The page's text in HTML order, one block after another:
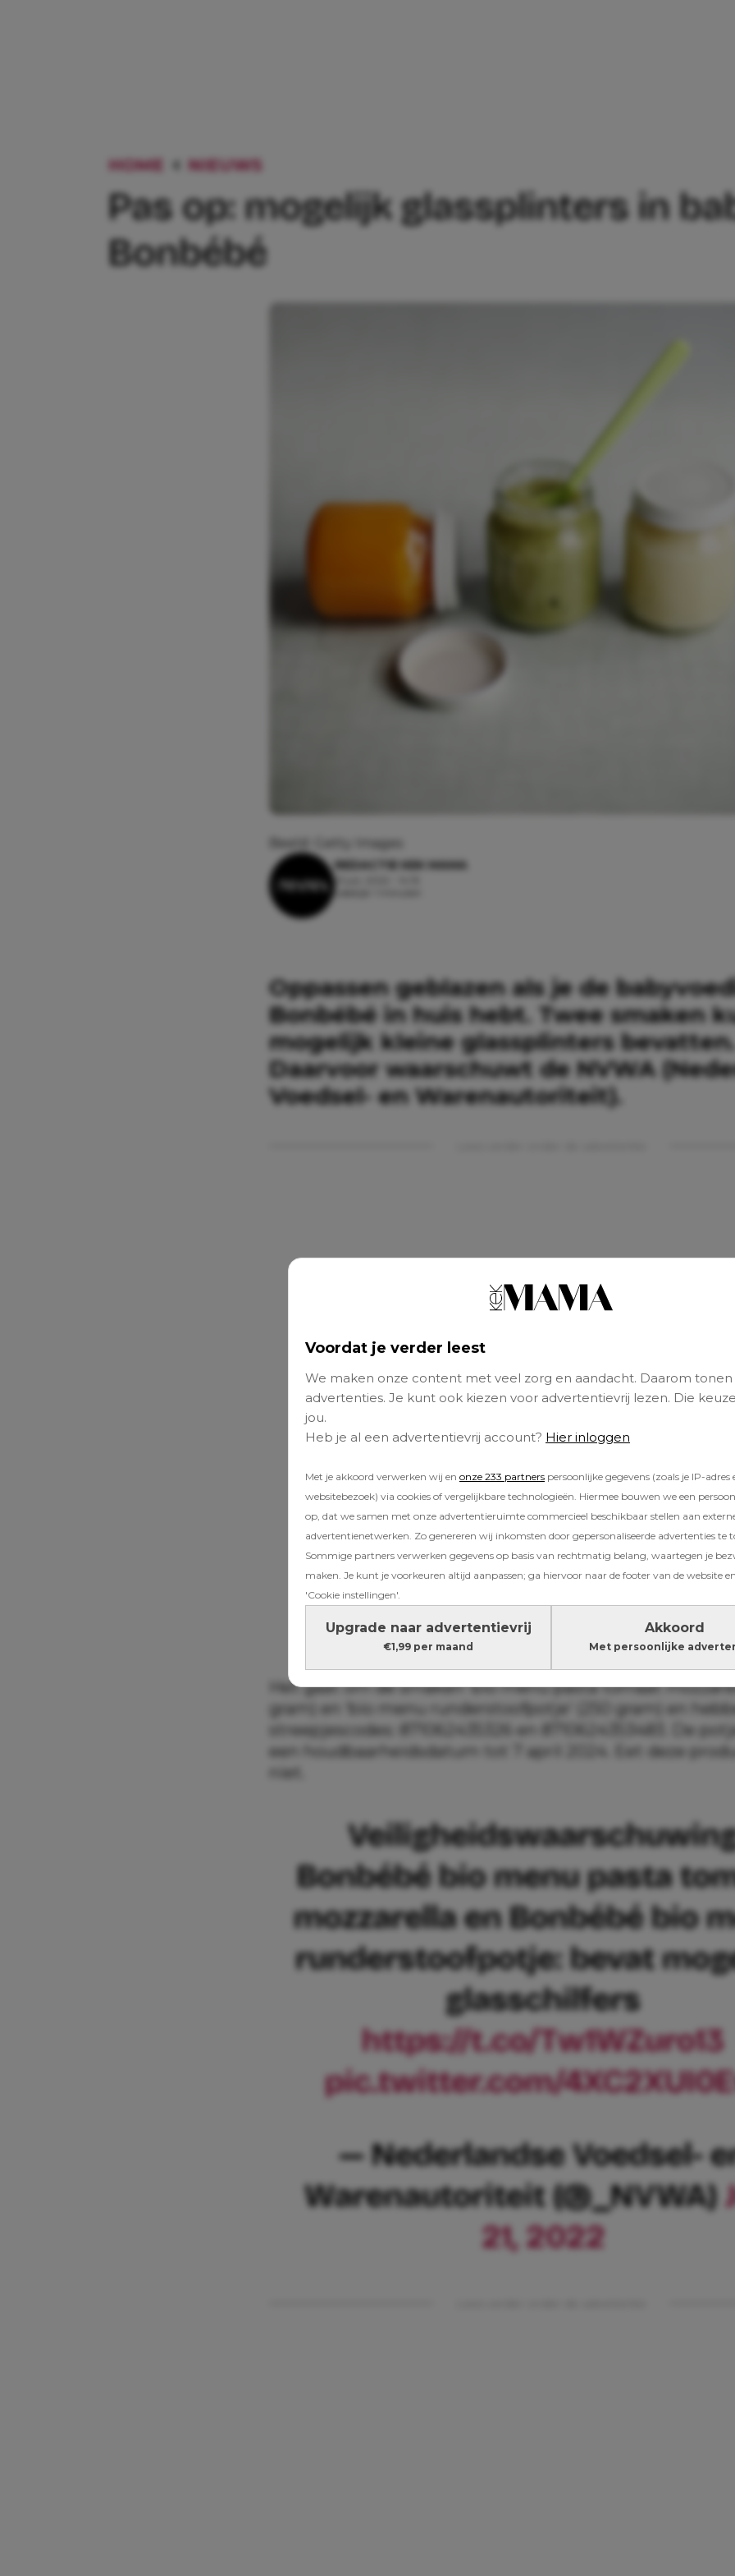
Voordat je verder leest
We maken onze content met veel zorg en aandacht. Daarom tonen
advertenties. Je kunt ook kiezen voor advertentievrij lezen. Die
jou.
Heb je al een advertentievrij account? Hier inloggen
Met je akkoord verwerken wij en onze 233 partners persoonlijke gegevens (zoals je IP-adres
websitebezoek) via cookies of vergelijkbare technologieën. Hiermee bouwen we een
op, dat we samen met onze advertentieruimte commercieel beschikbaar stellen aan
advertentienetwerken. Zo genereren wij inkomsten door gepersonaliseerde advertenties te
Sommige partners verwerken gegevens op basis van rechtmatig belang, waartegen je
maken. Je kunt je voorkeuren altijd aanpassen; ga hiervoor naar de footer van de website
'Cookie instellingen'.
Upgrade naar advertentievrij
€1,99 per maand
Akkoord
Met persoonlijke
HOME NIEUWS
Pas op: mogelijk glassplinters in
Bonbébé
Beeld: Getty Images
REDACTIE KEK MAMA
Oppassen geblazen als je de
Bonbébé in huis hebt. Twee smaken
mogelijk kleine glassplinters bevatten.
Daarvoor waarschuwt de NVWA
Voedsel- en Warenautoriteit).
Het gaat om de smaken ‘bio menu pasta tomaat
gram) en ‘bio menu runderstoofpotje’ (250 gram) en
streepjescodes: 871062435326 en 8710624353483. De
een houdbaarheidsdatum tot 7 april 2024. Eet deze
niet.
Bonbébé bio menu pasta
mozzarella en Bonbébé bio
runderstoofpotje: bevat
glasschilfers
https://t.co/Tw1WZuro13
pic.twitter.com/
— Nederlandse Voedsel-
Warenautoriteit (@_NVWA)
21, 2022